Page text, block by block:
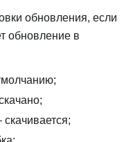
обновления, если
обновление в
;
;
;